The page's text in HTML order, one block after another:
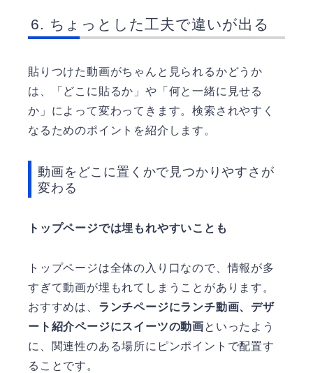
ちょっとした工夫で違いが出る
貼りつけた動画がちゃんと見られるかどうか
は、「どこに貼るか」や「何と一緒に見せる
か」によって変わってきます。検索されやすく
なるためのポイントを紹介します。
動画をどこに置くかで見つかりやすさが
変わる
トップページでは埋もれやすいことも
トップページは全体の入り口なので、情報が多
すぎて動画が埋もれてしまうことがあります。
おすすめは、 ランチページにランチ動画、デザ
ート紹介ページにスイーツの動画といったよう
に、関連性のある場所にピンポイントで配置す
ることです。